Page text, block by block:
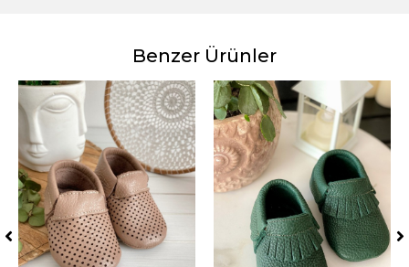
Benzer Ürünler